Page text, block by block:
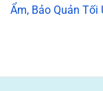
Ẩm, Bảo Quản Tối